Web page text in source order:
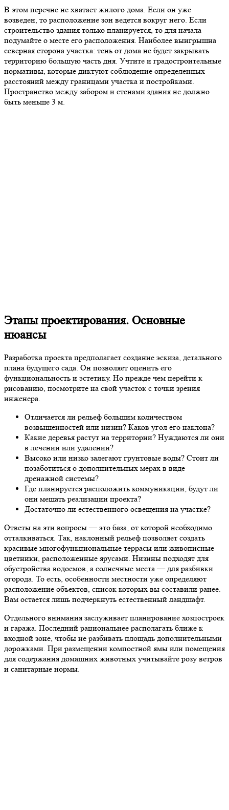
В этом перечне не хватает жилого дома. Если он уже
возведен, то расположение зон ведется вокруг него. Если
строительство здания только планируется, то для начала
подумайте о месте его расположения. Наиболее выигрышна
северная сторона участка: тень от дома не будет закрывать
территорию большую часть дня. Учтите и градостроительные
нормативы, которые диктуют соблюдение определенных
расстояний между границами участка и постройками.
Пространство между забором и стенами здания не должно
быть меньше 3 м.
Этапы проектирования. Основные
нюансы
Разработка проекта предполагает создание эскиза, детального
плана будущего сада. Он позволяет оценить его
функциональность и эстетику. Но прежде чем перейти к
рисованию, посмотрите на свой участок с точки зрения
инженера.
Отличается ли рельеф большим количеством
возвышенностей или низин? Каков угол его наклона?
Какие деревья растут на территории? Нуждаются ли они
в лечении или удалении?
Высоко или низко залегают грунтовые воды? Стоит ли
позаботиться о дополнительных мерах в виде
дренажной системы?
Где планируется расположить коммуникации, будут ли
они мешать реализации проекта?
Достаточно ли естественного освещения на участке?
Ответы на эти вопросы — это база, от которой необходимо
отталкиваться. Так, наклонный рельеф позволяет создать
красивые многофункциональные террасы или живописные
цветники, расположенные ярусами. Низины подходят для
обустройства водоемов, а солнечные места — для разбивки
огорода. То есть, особенности местности уже определяют
расположение объектов, список которых вы составили ранее.
Вам остается лишь подчеркнуть естественный ландшафт.
Отдельного внимания заслуживает планирование хозпостроек
и гаража. Последний рациональнее располагать ближе к
входной зоне, чтобы не разбивать площадь дополнительными
дорожками. При размещении компостной ямы или помещения
для содержания домашних животных учитывайте розу ветров
и санитарные нормы.